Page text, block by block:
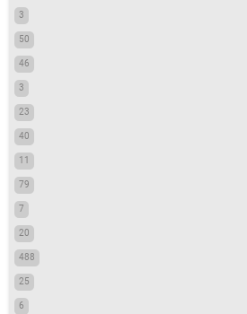
3
50
46
3
23
40
11
79
7
20
488
25
6